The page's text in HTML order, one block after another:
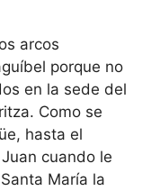
arcos
porque no
en la sede del
Como se
hasta el
cuando le
María la